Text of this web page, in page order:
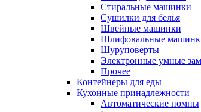
Стиральные машинки
Сушилки для белья
Швейные машинки
Шлифовальные
Шуруповерты
Электронные умные
Прочее
Контейнеры для еды
Кухонные принадлежности
Автоматические помпы